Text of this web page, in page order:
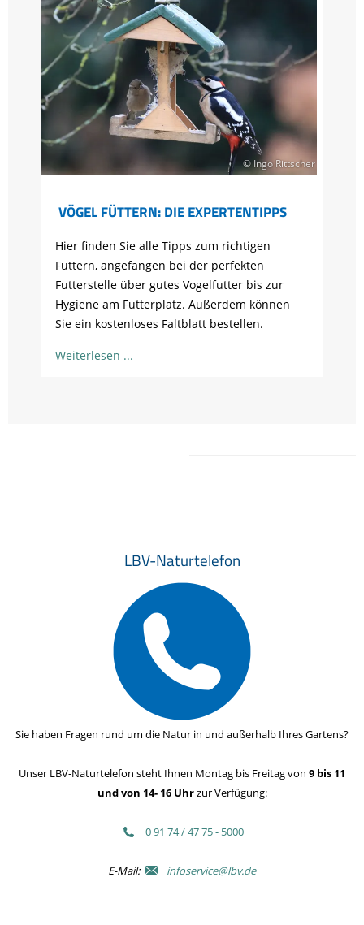
© Ingo Rittscher
VÖGEL FÜTTERN: DIE EXPERTENTIPPS
Hier finden Sie alle Tipps zum richtigen
Füttern, angefangen bei der perfekten
Futterstelle über gutes Vogelfutter bis zur
Hygiene am Futterplatz. Außerdem können
Sie ein kostenloses Faltblatt bestellen.
Weiterlesen
LBV-Naturtelefon
Sie haben Fragen rund um die Natur in und außerhalb Ihres Gartens?
Unser LBV-Naturtelefon steht Ihnen Montag bis Freitag von 9 bis 11
und von 14- 16 Uhrzur Verfügung:
0 91 74 / 47 75 - 5000
E-Mail: infoservice@lbv.de